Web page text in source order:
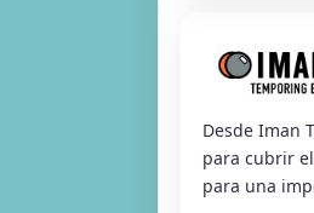
Desde Iman
para cubrir el
para una